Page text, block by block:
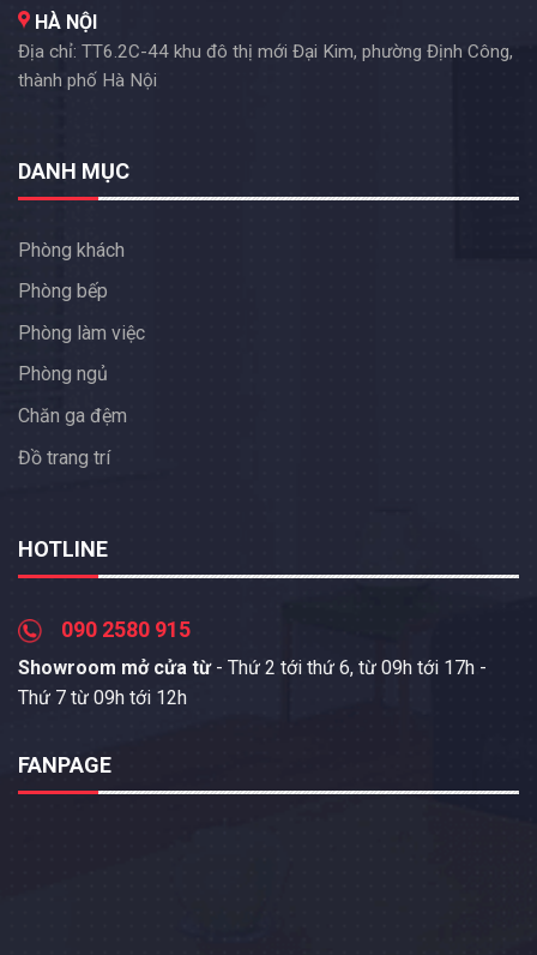
HÀ NỘI
Địa chỉ: TT6.2C-44 khu đô thị mới Đại Kim, phường Định Công,
thành phố Hà Nội
DANH MỤC
Phòng khách
Phòng bếp
Phòng làm việc
Phòng ngủ
Chăn ga đệm
Đồ trang trí
HOTLINE
090 2580 915
Showroom mở cửa từ - Thứ 2 tới thứ 6, từ 09h tới 17h -
Thứ 7 từ 09h tới 12h
FANPAGE